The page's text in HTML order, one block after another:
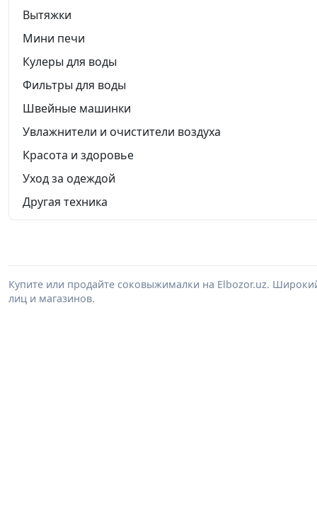
Вытяжки
Мини печи
Кулеры для воды
Фильтры для воды
Швейные машинки
Увлажнители и очистители воздуха
Красота и здоровье
Уход за одеждой
Другая техника
Купите или продайте соковыжималки на Elbozor.uz.
лиц и магазинов.